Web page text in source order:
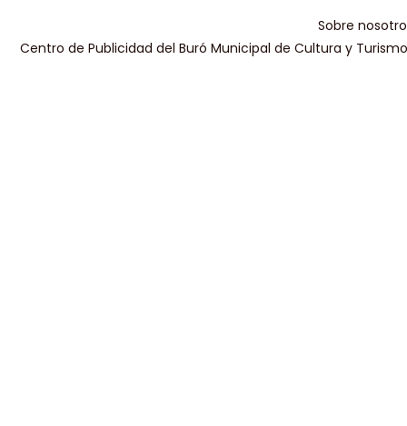
Sobre
Centro de Publicidad del Buró Municipal de Cultura y